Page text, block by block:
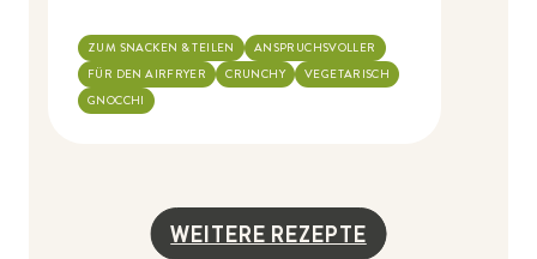
ZUM SNACKEN & TEILEN
ANSPRUCHSVOLLER
FÜR DEN AIRFRYER
CRUNCHY
VEGETARISCH
GNOCCHI
WEITERE REZEPTE